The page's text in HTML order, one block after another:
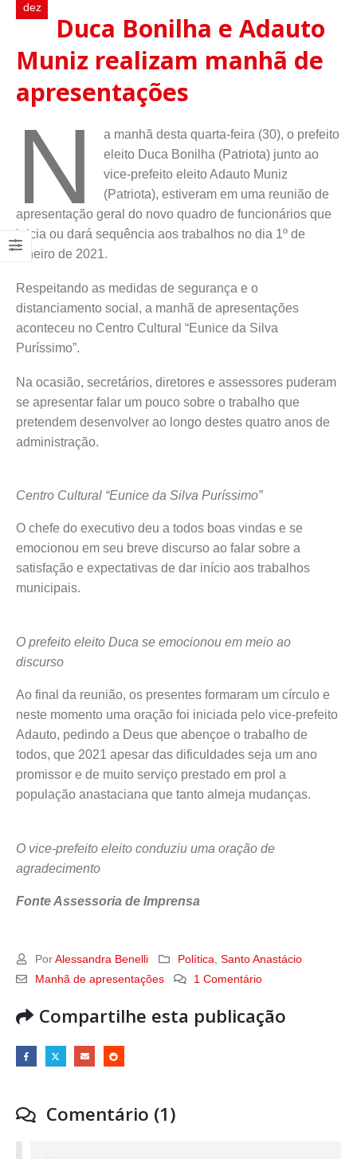
dez
Duca Bonilha e Adauto
Muniz realizam manhã de
apresentações
N
a manhã desta quarta-feira (30), o prefeito
eleito Duca Bonilha (Patriota) junto ao
vice-prefeito eleito Adauto Muniz
(Patriota), estiveram em uma reunião de
apresentação geral do novo quadro de funcionários que
inicia ou dará sequência aos trabalhos no dia 1º de
janeiro de 2021.
Respeitando as medidas de segurança e o
distanciamento social, a manhã de apresentações
aconteceu no Centro Cultural “Eunice da Silva
Puríssimo”.
Na ocasião, secretários, diretores e assessores puderam
se apresentar falar um pouco sobre o trabalho que
pretendem desenvolver ao longo destes quatro anos de
administração.
Centro Cultural “Eunice da Silva Puríssimo”
O chefe do executivo deu a todos boas vindas e se
emocionou em seu breve discurso ao falar sobre a
satisfação e expectativas de dar início aos trabalhos
municipais.
O prefeito eleito Duca se emocionou em meio ao
discurso
Ao final da reunião, os presentes formaram um círculo e
neste momento uma oração foi iniciada pelo vice-prefeito
Adauto, pedindo a Deus que abençoe o trabalho de
todos, que 2021 apesar das dificuldades seja um ano
promissor e de muito serviço prestado em prol a
população anastaciana que tanto almeja mudanças.
O vice-prefeito eleito conduziu uma oração de
agradecimento
Fonte Assessoria de Imprensa
Por Alessandra Benelli Política Santo Anastácio
Manhã de apresentações
1 Comentário
Compartilhe esta publicação
Comentário (1)